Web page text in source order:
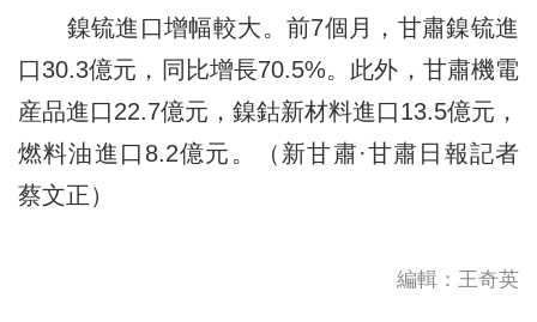
鎳锍進口增幅較大。前7個月，甘肅鎳锍進
口30.3億元，同比增長70.5%。此外，甘肅機電
産品進口22.7億元，鎳鈷新材料進口13.5億元，
燃料油進口8.2億元。（新甘肅·甘肅日報記者
蔡文正）
編輯：王奇英